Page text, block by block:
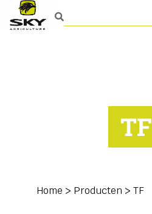
TF
Home > Producten > TF